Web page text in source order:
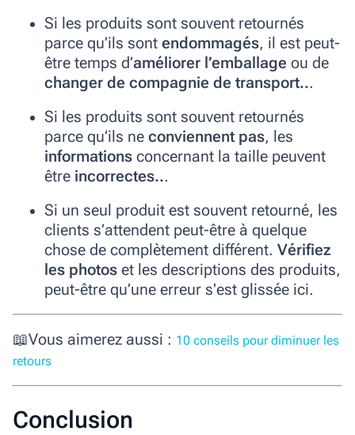
Si les produits sont souvent retournés
parce qu’ils sont endommagés, il est peut-
être temps d’améliorer l’emballage ou de
changer de compagnie de transport...
Si les produits sont souvent retournés
parce qu’ils ne conviennent pas, les
informations concernant la taille peuvent
être incorrectes...
Si un seul produit est souvent retourné, les
clients s’attendent peut-être à quelque
chose de complètement différent. Vérifiez
les photos et les descriptions des produits,
peut-être qu’une erreur s'est glissée ici.
📖Vous aimerez aussi : 10 conseils pour diminuer les
retours
Conclusion